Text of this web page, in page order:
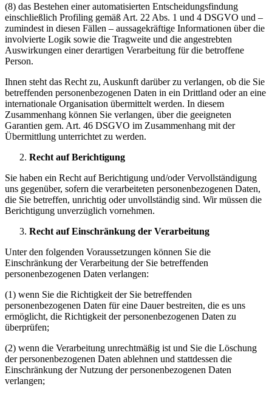
(8) das Bestehen einer automatisierten Entscheidungsfindung
einschließlich Profiling gemäß Art. 22 Abs. 1 und 4 DSGVO und –
zumindest in diesen Fällen – aussagekräftige Informationen über die
involvierte Logik sowie die Tragweite und die angestrebten
Auswirkungen einer derartigen Verarbeitung für die betroffene
Person.
Ihnen steht das Recht zu, Auskunft darüber zu verlangen, ob die Sie
betreffenden personenbezogenen Daten in ein Drittland oder an eine
internationale Organisation übermittelt werden. In diesem
Zusammenhang können Sie verlangen, über die geeigneten
Garantien gem. Art. 46 DSGVO im Zusammenhang mit der
Übermittlung unterrichtet zu werden.
Recht auf Berichtigung
Sie haben ein Recht auf Berichtigung und/oder Vervollständigung
uns gegenüber, sofern die verarbeiteten personenbezogenen Daten,
die Sie betreffen, unrichtig oder unvollständig sind. Wir müssen die
Berichtigung unverzüglich vornehmen.
Recht auf Einschränkung der Verarbeitung
Unter den folgenden Voraussetzungen können Sie die
Einschränkung der Verarbeitung der Sie betreffenden
personenbezogenen Daten verlangen:
(1) wenn Sie die Richtigkeit der Sie betreffenden
personenbezogenen Daten für eine Dauer bestreiten, die es uns
ermöglicht, die Richtigkeit der personenbezogenen Daten zu
überprüfen;
(2) wenn die Verarbeitung unrechtmäßig ist und Sie die Löschung
der personenbezogenen Daten ablehnen und stattdessen die
Einschränkung der Nutzung der personenbezogenen Daten
verlangen;